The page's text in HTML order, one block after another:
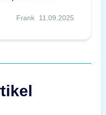
Frank 11.09.2025